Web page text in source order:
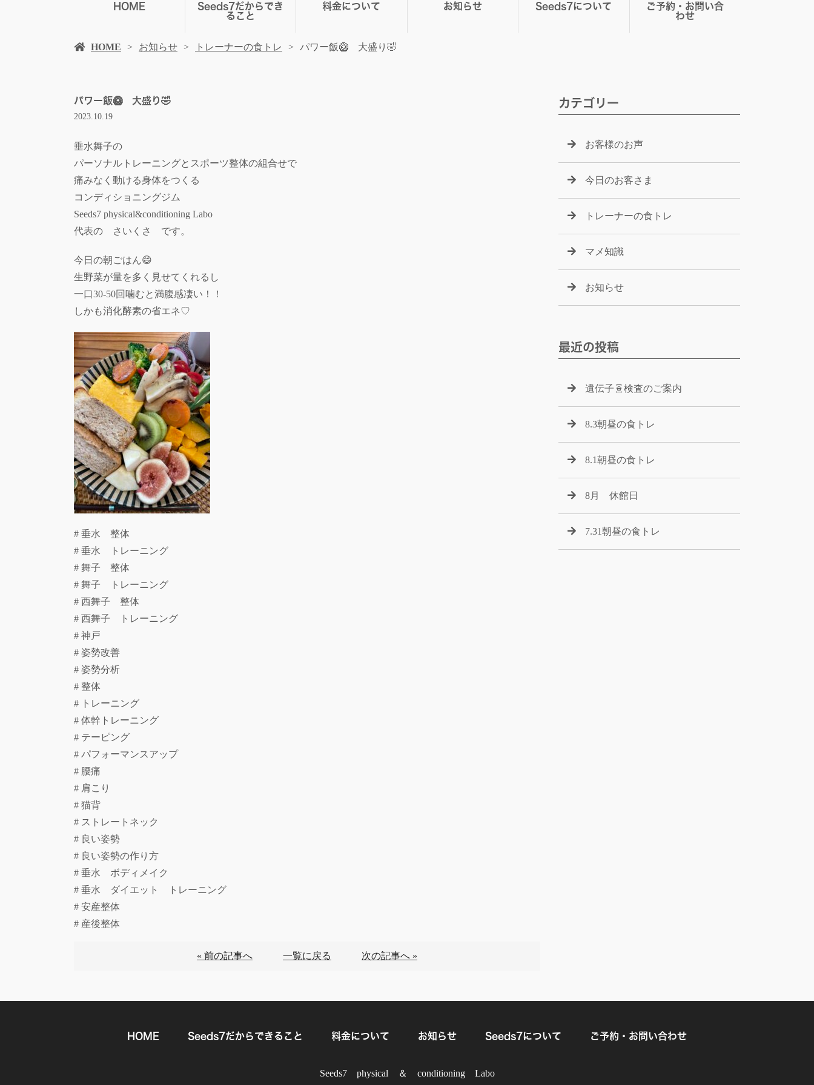
HOME
Seeds7だからでき
ること
料金について お知らせ Seeds7について
ご予約・お問い合
わせ
HOME お知らせ トレーナーの食トレ パワー飯🥝 大盛り🤣
パワー飯🥝 大盛り🤣
2023.10.19
垂水舞子の
パーソナルトレーニングとスポーツ整体の組合せで
痛みなく動ける身体をつくる
コンディショニングジム
Seeds7 physical&conditioning Labo
代表の さいくさ です。
今日の朝ごはん😄
生野菜が量を多く見せてくれるし
一口30-50回噛むと満腹感凄い！！
しかも消化酵素の省エネ♡
# 垂水 整体
# 垂水 トレーニング
# 舞子 整体
# 舞子 トレーニング
# 西舞子 整体
# 西舞子 トレーニング
# 神戸
# 姿勢改善
# 姿勢分析
# 整体
# トレーニング
# 体幹トレーニング
# テーピング
# パフォーマンスアップ
# 腰痛
# 肩こり
# 猫背
# ストレートネック
# 良い姿勢
# 良い姿勢の作り方
# 垂水 ボディメイク
# 垂水 ダイエット トレーニング
# 安産整体
# 産後整体
« 前の記事へ 一覧に戻る 次の記事へ »
カテゴリー
お客様のお声
今日のお客さま
トレーナーの食トレ
マメ知識
お知らせ
最近の投稿
遺伝子🧬検査のご案内
8.3朝昼の食トレ
8.1朝昼の食トレ
8月 休館日
7.31朝昼の食トレ
HOME Seeds7だからできること 料金について お知らせ Seeds7について ご予約・お問い合わせ
Seeds7 physical ＆ conditioning Labo